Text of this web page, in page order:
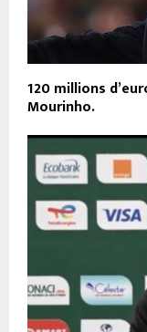
120 millions
Mourinho.